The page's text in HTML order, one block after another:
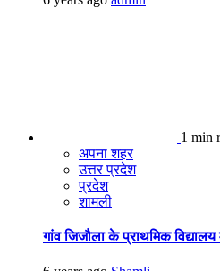
1 min
अपना शहर
उत्तर प्रदेश
प्रदेश
शामली
गांव जिजौला के प्राथमिक